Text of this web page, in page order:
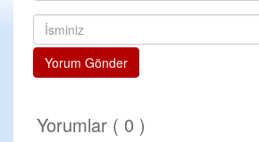
Yorum Gönder
Yorumlar ( 0 )